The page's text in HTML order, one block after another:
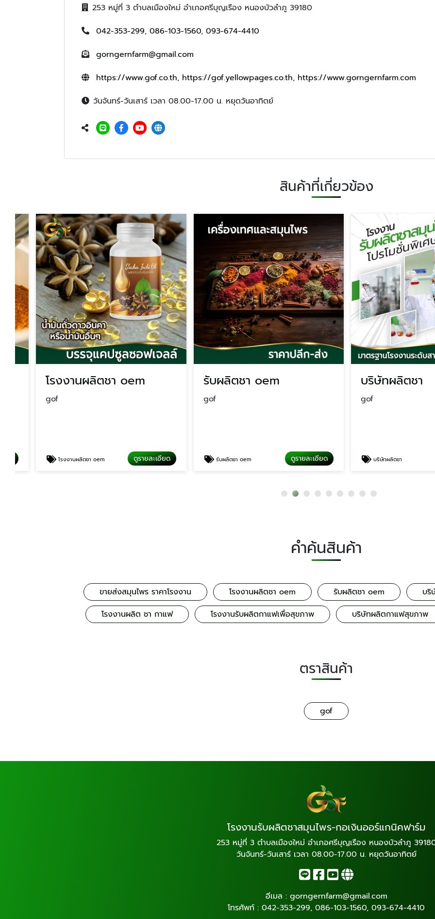
253 หมู่ที่ 3 ตำบลเมืองใหม่ อำเภอศรีบุญเรือง หนองบัวลำภู 39180
042-353-299, 086-103-1560, 093-674-4410
gorngernfarm@gmail.com
https://www.gof.co.th, https://gof.yellowpages.co.th, https://www.gorngernfarm.com
วันจันทร์-วันเสาร์ เวลา 08.00-17.00 น. หยุดวันอาทิตย์
สินค้าที่เกี่ยวข้อง
โรงงานผลิตชา oem
โรงงานผลิตชา oem ดูรายละเอียด
รับผลิตชา oem
รับผลิตชา oem ดูรายละเอียด
บริษัทผลิตชา
บริษัทผลิตชา
คำค้นสินค้า
ขายส่งสมุนไพร ราคาโรงงาน โรงงานผลิตชา oem รับผลิตชา oem
บริ
โรงงานผลิต ชา กาแฟ
โรงงานรับผลิตกาแฟเพื่อสุขภาพ บริษัทผลิตกาแฟสุขภาพ
ตราสินค้า
gof
โรงงานรับผลิตชาสมุนไพร-กอเงินออร์แกนิคฟาร์ม
253 หมู่ที่ 3 ตำบลเมืองใหม่ อำเภอศรีบุญเรือง หนองบัวลำภู
วันจันทร์-วันเสาร์ เวลา 08.00-17.00 น. หยุดวันอาทิตย์
อีเมล : gorngernfarm@gmail.com
โทรศัพท์ : 042-353-299, 086-103-1560, 093-674-4410